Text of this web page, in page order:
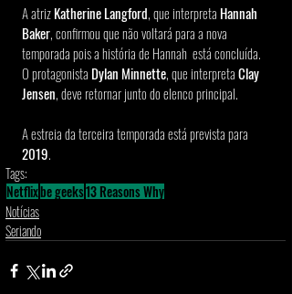
A atriz Katherine Langford, que interpreta Hannah
Baker, confirmou que não voltará para a nova
temporada pois a história de Hannah  está concluída.
O protagonista Dylan Minnette, que interpreta Clay
Jensen, deve retornar junto do elenco principal.
A estreia da terceira temporada está prevista para
2019.
Tags:
Netflixbe geeks13 Reasons Why
Notícias
Seriando